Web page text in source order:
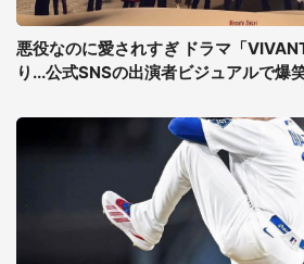
悪役なのに愛されすぎ ドラマ「
り...公式SNSの出演者ビジュアルで爆